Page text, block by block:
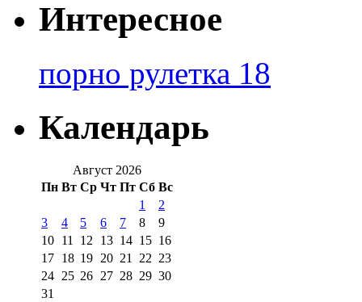
Интересное
порно рулетка 18
Календарь
Август 2026
Пн Вт Ср Чт Пт Сб Вс
1
2
3
4 5 6 7 8
9
10 11 12 13 14 15 16
17 18 19 20 21 22 23
24 25 26 27 28 29 30
31